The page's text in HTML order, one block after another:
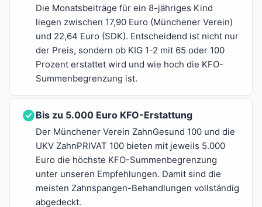
Die Monatsbeiträge für ein 8-jähriges Kind
liegen zwischen 17,90 Euro (Münchener Verein)
und 22,64 Euro (SDK). Entscheidend ist nicht nur
der Preis, sondern ob KIG 1-2 mit 65 oder 100
Prozent erstattet wird und wie hoch die KFO-
Summenbegrenzung ist.
Bis zu 5.000 Euro KFO-Erstattung
Der Münchener Verein ZahnGesund 100 und die
UKV ZahnPRIVAT 100 bieten mit jeweils 5.000
Euro die höchste KFO-Summenbegrenzung
unter unseren Empfehlungen. Damit sind die
meisten Zahnspangen-Behandlungen vollständig
abgedeckt.